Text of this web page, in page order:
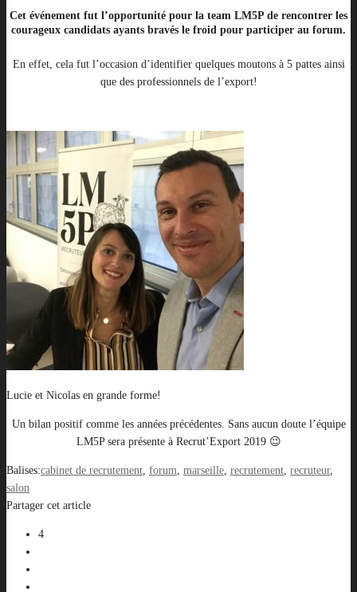
Cet événement fut l’opportunité pour la team LM5P de rencontrer les
courageux candidats ayants bravés le froid pour participer au forum.
En effet, cela fut l’occasion d’identifier quelques moutons à 5 pattes ainsi
que des professionnels de l’export!
Lucie et Nicolas en grande forme!
Un bilan positif comme les années précédentes. Sans aucun doute l’équipe
LM5P sera présente à Recrut’Export 2019 😉
Balises:cabinet de recrutement, forum, marseille, recrutement, recruteur,
salon
Partager cet article
4